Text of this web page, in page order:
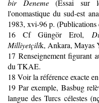
bir Deneme(Essai sur
l'onomastique du sud-est
1983, xvi-96 p.
16 Cf Güngör Erol,
Milliyetçilik, Ankara, Mayas
17 Renseignement figurant
du TKAE.
18 Voir la référence exacte
19 Par exemple, Basbug
langue des Turcs célestes